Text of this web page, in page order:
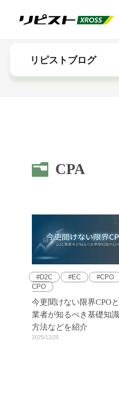
リピストブログ
CPA
D2C EC CPO
CPO
今更聞けない限界CPO
業者が知るべき基礎知
方法などを紹介
2025/12/25